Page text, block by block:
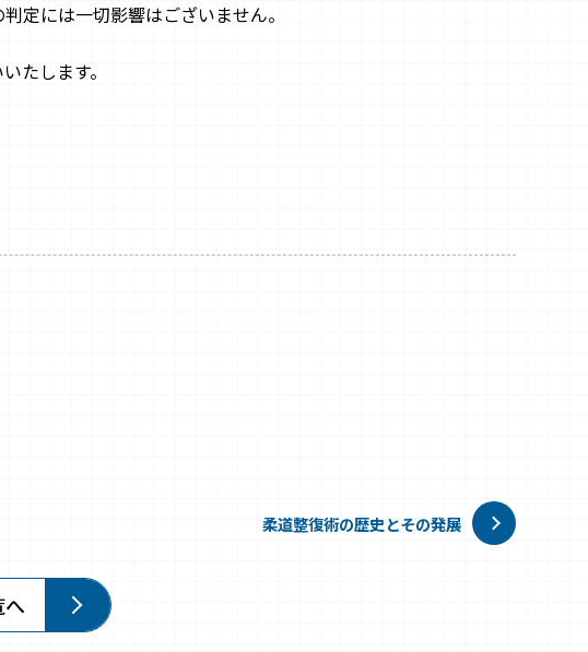
定には一切影響はございません。
たします。
柔道整復術の歴史とその発展